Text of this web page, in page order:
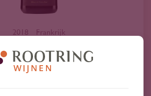
2018 Frankrijk
Champagne aoc Extra Brut
de Noirs' 2018
95